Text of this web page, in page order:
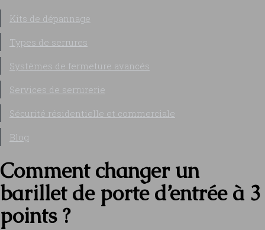
Kits de dépannage
Types de serrures
Systèmes de fermeture avancés
Services de serrurerie
Sécurité résidentielle et commerciale
Blog
Comment changer un
barillet de porte d’entrée à 3
points ?